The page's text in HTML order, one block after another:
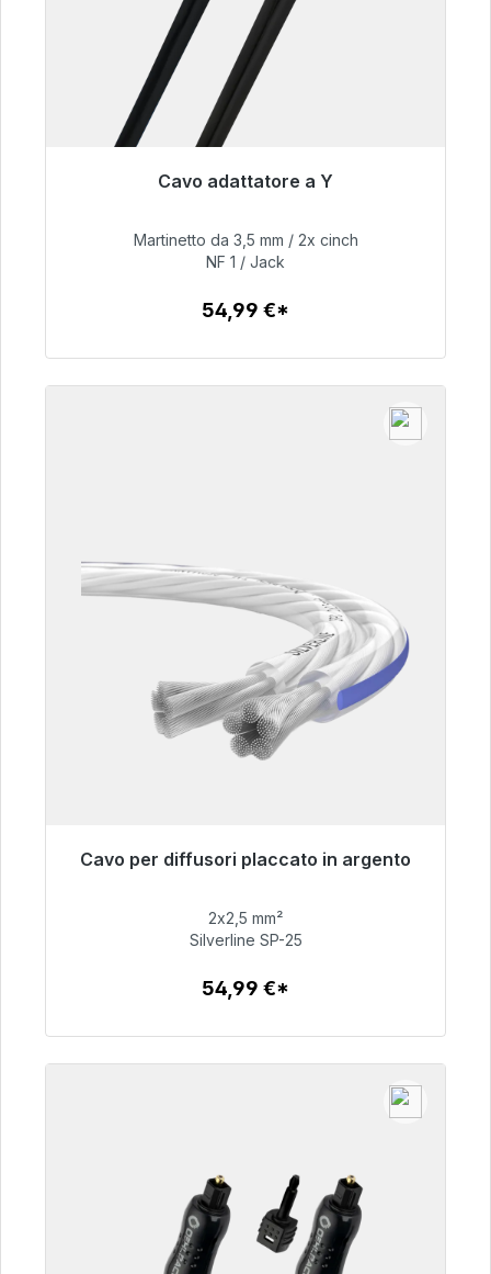
Cavo adattatore a Y
Pronto per la spedizione immediata, tempo di
54,99 €
Martinetto da 3,5 mm / 2x cinch
NF 1 / Jack
54,99 €*
Cavo per diffusori placcato in argento
Pronto per la spedizione immediata, tempo di
54,99 €
2x2,5 mm²
Silverline SP-25
54,99 €*